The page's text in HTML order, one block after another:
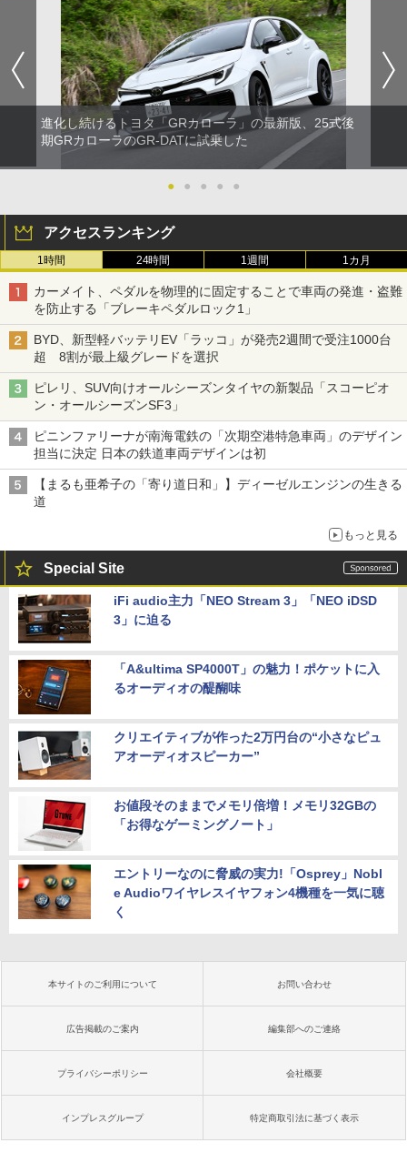
進化し続けるトヨタ「GRカローラ」の最新版、25式後
期GRカローラのGR-DATに試乗した
● ● ● ● ●
アクセスランキング
1時間 24時間 1週間 1カ月
カーメイト、ペダルを物理的に固定することで車両の発進・盗難
を防止する「ブレーキペダルロック1」
BYD、新型軽バッテリEV「ラッコ」が発売2週間で受注1000台
超 8割が最上級グレードを選択
ピレリ、SUV向けオールシーズンタイヤの新製品「スコーピオ
ン・オールシーズンSF3」
ピニンファリーナが南海電鉄の「次期空港特急車両」のデザイン
担当に決定 日本の鉄道車両デザインは初
【まるも亜希子の「寄り道日和」】ディーゼルエンジンの生きる
道
もっと見る
Special Site
iFi audio主力「NEO Stream 3」「NEO iDSD
3」に迫る
「A&ultima SP4000T」の魅力！ポケットに入
るオーディオの醍醐味
クリエイティブが作った2万円台の“小さなピュ
アオーディオスピーカー”
お値段そのままでメモリ倍増！メモリ32GBの
「お得なゲーミングノート」
エントリーなのに脅威の実力!「Osprey」Nobl
e Audioワイヤレスイヤフォン4機種を一気に聴
く
本サイトのご利用について お問い合わせ
広告掲載のご案内 編集部へのご連絡
プライバシーポリシー 会社概要
インプレスグループ 特定商取引法に基づく表示